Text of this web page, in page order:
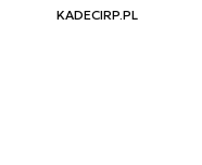
KADECIRP.PL